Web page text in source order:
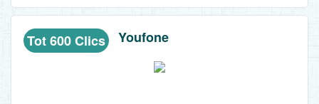
Tot 600 Clics Youfone